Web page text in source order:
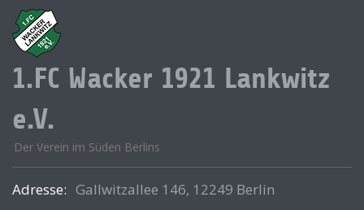
1.FC Wacker 1921 Lankwitz
e.V.
Der Verein im Süden Berlins
Adresse: Gallwitzallee 146, 12249 Berlin